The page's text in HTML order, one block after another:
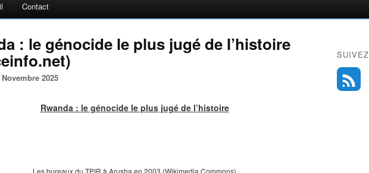
Contact
: le génocide le plus jugé de l’histoire
Novembre 2025
Rwanda : le génocide le plus jugé de l’histoire
Les bureaux du TPIR à Arusha en 2003 (Wikimedia Commons)